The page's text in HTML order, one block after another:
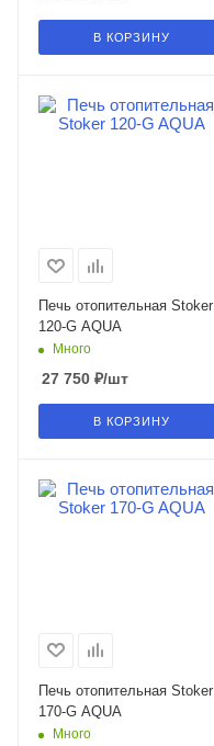
В КОРЗИНУ
Печь отопительная Stoker
120-G AQUA
Много
27 750 ₽/шт
В КОРЗИНУ
Печь отопительная Stoker
170-G AQUA
Много